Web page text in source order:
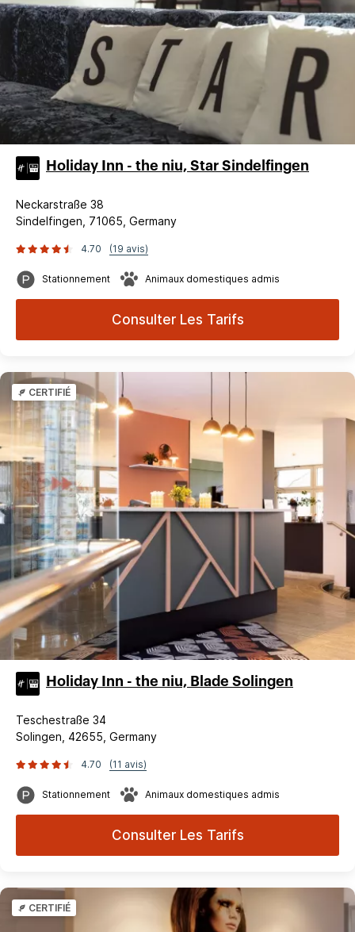
Holiday Inn - the niu, Star Sindelfingen
Neckarstraße 38
Sindelfingen, 71065, Germany
4.70 (19 avis)
Stationnement Animaux domestiques admis
Consulter Les Tarifs
CERTIFIÉ
Holiday Inn - the niu, Blade Solingen
Teschestraße 34
Solingen, 42655, Germany
4.70 (11 avis)
Stationnement Animaux domestiques admis
Consulter Les Tarifs
CERTIFIÉ